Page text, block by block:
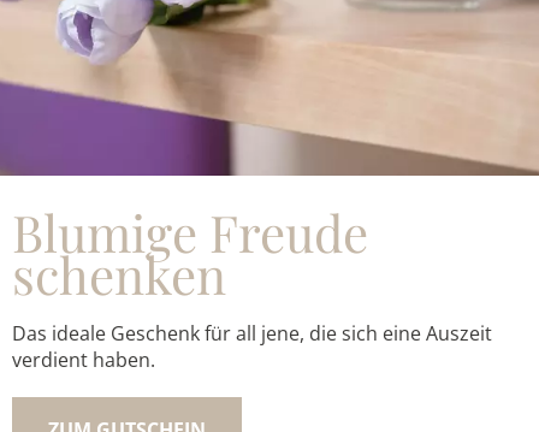
Blumige Freude
schenken
Das ideale Geschenk für all jene, die sich eine Auszeit
verdient haben.